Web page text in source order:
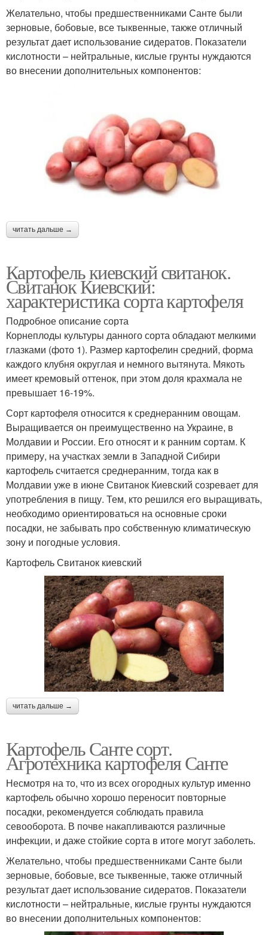
Желательно, чтобы предшественниками Санте были
зерновые, бобовые, все тыквенные, также отличный
результат дает использование сидератов. Показатели
кислотности – нейтральные, кислые грунты нуждаются
во внесении дополнительных компонентов:
читать дальше →
Картофель киевский свитанок.
Свитанок Киевский:
характеристика сорта картофеля
Подробное описание сорта
Корнеплоды культуры данного сорта обладают мелкими
глазками (фото 1). Размер картофелин средний, форма
каждого клубня округлая и немного вытянута. Мякоть
имеет кремовый оттенок, при этом доля крахмала не
превышает 16-19%.
Сорт картофеля относится к среднеранним овощам.
Выращивается он преимущественно на Украине, в
Молдавии и России. Его относят и к ранним сортам. К
примеру, на участках земли в Западной Сибири
картофель считается среднеранним, тогда как в
Молдавии уже в июне Свитанок Киевский созревает для
употребления в пищу. Тем, кто решился его выращивать,
необходимо ориентироваться на основные сроки
посадки, не забывать про собственную климатическую
зону и погодные условия.
Картофель Свитанок киевский
читать дальше →
Картофель Санте сорт.
Агротехника картофеля Санте
Несмотря на то, что из всех огородных культур именно
картофель обычно хорошо переносит повторные
посадки, рекомендуется соблюдать правила
севооборота. В почве накапливаются различные
инфекции, и даже стойкие сорта в итоге могут заболеть.
Желательно, чтобы предшественниками Санте были
зерновые, бобовые, все тыквенные, также отличный
результат дает использование сидератов. Показатели
кислотности – нейтральные, кислые грунты нуждаются
во внесении дополнительных компонентов: